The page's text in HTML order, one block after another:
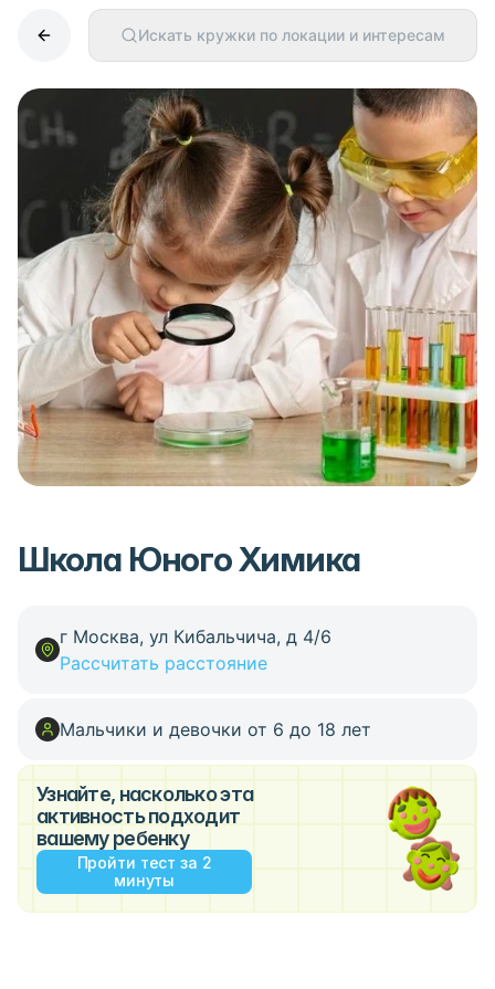
Искать кружки по локации и интересам
Школа Юного Химика
г Москва, ул Кибальчича, д 4/6
Рассчитать расстояние
Мальчики и девочки от 6 до 18 лет
Узнайте, насколько эта
активность подходит
вашему ребенку
Пройти тест за 2
минуты